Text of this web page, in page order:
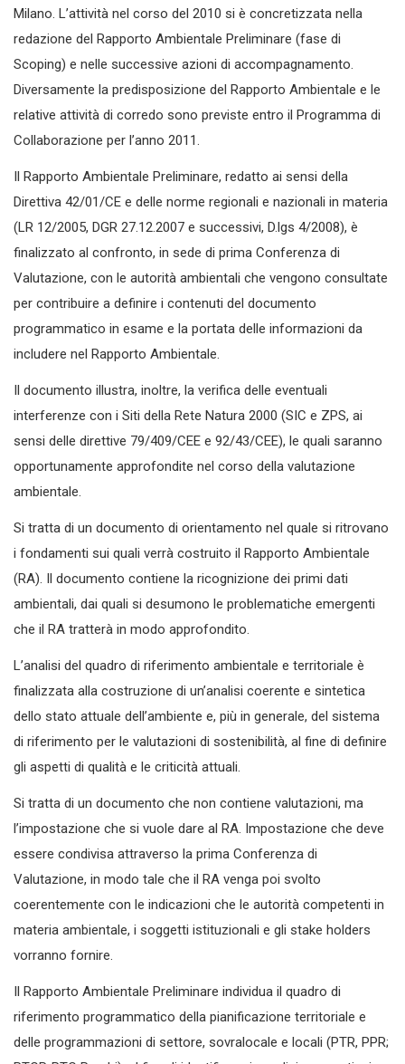
Milano. L’attività nel corso del 2010 si è concretizzata nella
redazione del Rapporto Ambientale Preliminare (fase di
Scoping) e nelle successive azioni di accompagnamento.
Diversamente la predisposizione del Rapporto Ambientale e le
relative attività di corredo sono previste entro il Programma di
Collaborazione per l’anno 2011.
Il Rapporto Ambientale Preliminare, redatto ai sensi della
Direttiva 42/01/CE e delle norme regionali e nazionali in materia
(LR 12/2005, DGR 27.12.2007 e successivi, D.lgs 4/2008), è
finalizzato al confronto, in sede di prima Conferenza di
Valutazione, con le autorità ambientali che vengono consultate
per contribuire a definire i contenuti del documento
programmatico in esame e la portata delle informazioni da
includere nel Rapporto Ambientale.
Il documento illustra, inoltre, la verifica delle eventuali
interferenze con i Siti della Rete Natura 2000 (SIC e ZPS, ai
sensi delle direttive 79/409/CEE e 92/43/CEE), le quali saranno
opportunamente approfondite nel corso della valutazione
ambientale.
Si tratta di un documento di orientamento nel quale si ritrovano
i fondamenti sui quali verrà costruito il Rapporto Ambientale
(RA). Il documento contiene la ricognizione dei primi dati
ambientali, dai quali si desumono le problematiche emergenti
che il RA tratterà in modo approfondito.
L’analisi del quadro di riferimento ambientale e territoriale è
finalizzata alla costruzione di un’analisi coerente e sintetica
dello stato attuale dell’ambiente e, più in generale, del sistema
di riferimento per le valutazioni di sostenibilità, al fine di definire
gli aspetti di qualità e le criticità attuali.
Si tratta di un documento che non contiene valutazioni, ma
l’impostazione che si vuole dare al RA. Impostazione che deve
essere condivisa attraverso la prima Conferenza di
Valutazione, in modo tale che il RA venga poi svolto
coerentemente con le indicazioni che le autorità competenti in
materia ambientale, i soggetti istituzionali e gli stake holders
vorranno fornire.
Il Rapporto Ambientale Preliminare individua il quadro di
riferimento programmatico della pianificazione territoriale e
delle programmazioni di settore, sovralocale e locali (PTR, PPR;